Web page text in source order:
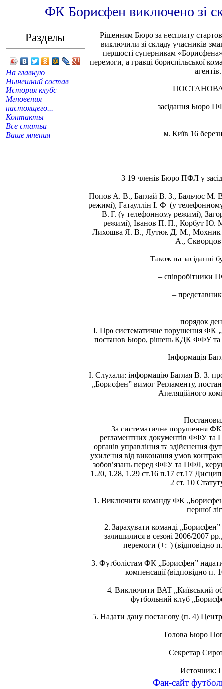
ФК Борисфен виключено зі
Разделы
На главную
Нынешний состав
История клуба
Мгновения
настоящего...
Контакты
Все статьи
Ваше мнения
Рішенням Бюро за несплату
виключили зі складу учасників
першості суперникам «Борисфена»
перемоги, а гравці бориспільської
агентів.
засідання Бюро
м. Київ 16
З 19 членів Бюро ПФЛ у
Попов А. В., Баглай В. З., Бальчос М.
режимі), Гатауллін І. Ф. (у
В. Г. (у телефонному режимі),
режимі), Іванов П. П., Корбут Ю.
Лихошва Я. В., Лутюк Д. М., Мохник
А.,
Також на засіданні
– співробітники
–
порядок
I. Про систематичне порушення ФК
постанов Бюро, рішень КДК ФФУ та
Інформація
I. Слухали: інформацію Баглая В. З.
„Борисфен” вимог Регламенту,
Апеляційного
За систематичне порушення ФК
регламентних документів ФФУ та
органів управління та здійснення
ухилення від виконання умов
зобов’язань перед ФФУ та ПФЛ,
1.20, 1.28, 1.29 ст.16 п.17 ст.17
2 ст. 10
1. Виключити команду ФК
першої
2. Зарахувати команді
залишилися в сезоні 2006/2007
перемоги (+:–) (відповідно
3. Футболістам ФК „Борисфен” надати
компенсації (відповідно п.
4. Виключити ВАТ „Київський
футбольний клуб
5. Надати дану постанову (п. 4)
Голова Бюро
Секретар
Источник:
Фан-сайт